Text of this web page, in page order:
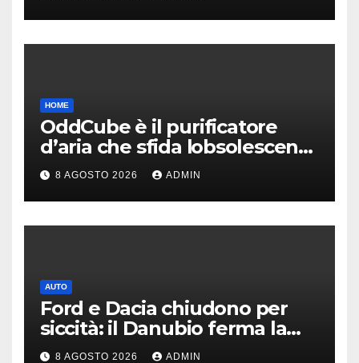
HOME
OddCube è il purificatore
d’aria che sfida lobsolescenza
programmata
8 AGOSTO 2026 ADMIN
AUTO
Ford e Dacia chiudono per
siccità: il Danubio ferma la
produzione auto
8 AGOSTO 2026 ADMIN